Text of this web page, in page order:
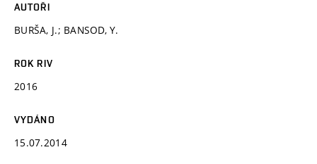
AUTOŘI
BURŠA, J.; BANSOD, Y.
ROK RIV
2016
VYDÁNO
15.07.2014